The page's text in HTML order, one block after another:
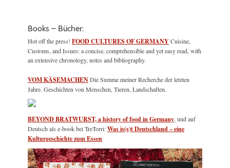
Books – Bücher:
Hot off the press! FOOD CULTURES OF GERMANYCuisine,
Customs, and Issues: a concise, comprehensible and yet easy read, with
an extensive chronology, notes and bibliography.
VOM KÄSEMACHENDie Summe meiner Recherche der letzten
Jahre. Geschichten von Menschen, Tieren, Landschaften.
BEYOND BRATWURST, a history of food in Germany, und auf
Deutsch als e-book bei TreTorri:Was is(s)t Deutschland – eine
Kulturgeschichte zum Essen